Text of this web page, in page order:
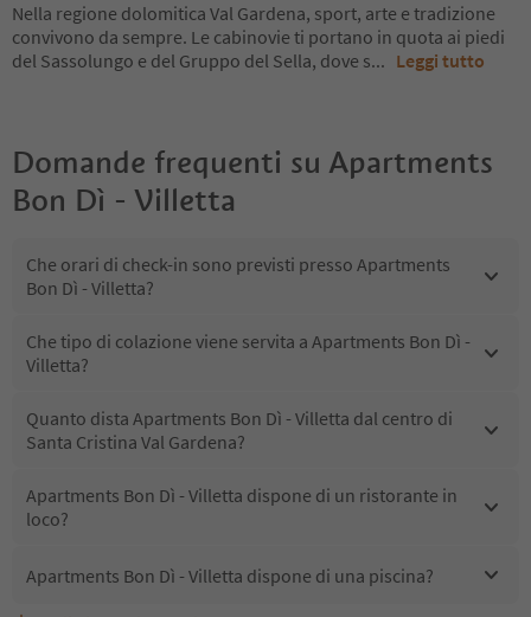
Nella regione dolomitica Val Gardena, sport, arte e tradizione
convivono da sempre. Le cabinovie ti portano in quota ai piedi
del Sassolungo e del Gruppo del Sella, dove s... Leggi tutto
Domande frequenti su Apartments
Bon Dì - Villetta
Che orari di check-in sono previsti presso Apartments
Bon Dì - Villetta?
Che tipo di colazione viene servita a Apartments Bon Dì -
Villetta?
Quanto dista Apartments Bon Dì - Villetta dal centro di
Santa Cristina Val Gardena?
Apartments Bon Dì - Villetta dispone di un ristorante in
loco?
Apartments Bon Dì - Villetta dispone di una piscina?